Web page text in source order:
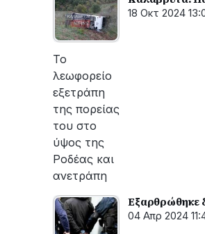
18 Οκτ 2024
Το
λεωφορείο
εξετράπη
της πορείας
του στο
ύψος της
Ροδέας και
ανετράπη
Εξαρθρώθηκε
04 Απρ 2024